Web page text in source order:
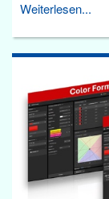
Weiterlesen...